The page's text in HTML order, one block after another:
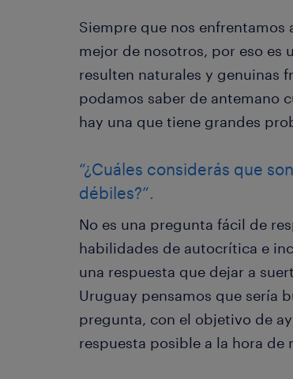
Siempre que nos
mejor de nosotros, por eso es
resulten naturales y genuinas
podamos saber de antemano
hay una que tiene grandes
“¿Cuáles considerás que
débiles?”.
No es una pregunta fácil de
habilidades de autocrítica e
una respuesta que dejar a
Uruguay pensamos que sería
pregunta, con el objetivo de
respuesta posible a la hora de